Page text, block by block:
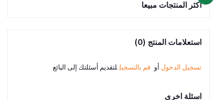
اكثر المنتجات مبيعا
استعلامات المنتج (0)
تسجيل الدخول أو قم بالتسجيل لتقديم أسئلتك إلى البائع
اسئلة اخرى